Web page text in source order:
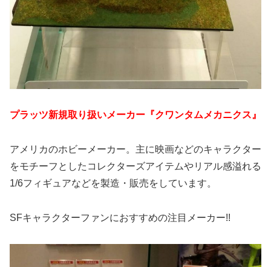
プラッツ新規取り扱いメーカー『クワンタムメカニクス』
アメリカのホビーメーカー。主に映画などのキャラクター
をモチーフとしたコレクターズアイテムやリアル感溢れる
1/6フィギュアなどを製造・販売をしています。
SFキャラクターファンにおすすめの注目メーカー!!